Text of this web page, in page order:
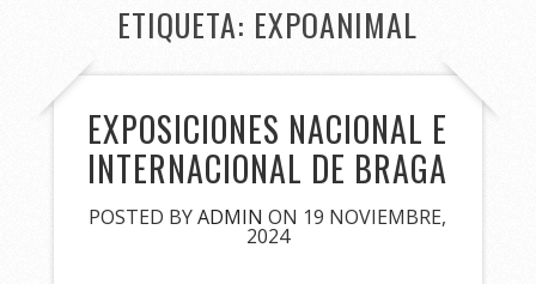
ETIQUETA: EXPOANIMAL
EXPOSICIONES NACIONAL E
INTERNACIONAL DE BRAGA
POSTED BYADMIN ON 19 NOVIEMBRE,
2024